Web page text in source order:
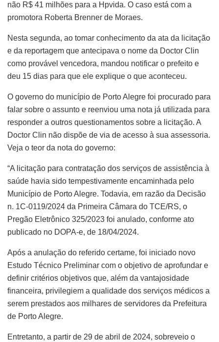
não R$ 41 milhões para a Hpvida. O caso está com a
promotora Roberta Brenner de Moraes.
Nesta segunda, ao tomar conhecimento da ata da licitação
e da reportagem que antecipava o nome da Doctor Clin
como provável vencedora, mandou notificar o prefeito e
deu 15 dias para que ele explique o que aconteceu.
O governo do município de Porto Alegre foi procurado para
falar sobre o assunto e reenviou uma nota já utilizada para
responder a outros questionamentos sobre a licitação. A
Doctor Clin não dispõe de via de acesso à sua assessoria.
Veja o teor da nota do governo:
“A licitação para contratação dos serviços de assistência à
saúde havia sido tempestivamente encaminhada pelo
Município de Porto Alegre. Todavia, em razão da Decisão
n. 1C-0119/2024 da Primeira Câmara do TCE/RS, o
Pregão Eletrônico 325/2023 foi anulado, conforme ato
publicado no DOPA-e, de 18/04/2024.
Após a anulação do referido certame, foi iniciado novo
Estudo Técnico Preliminar com o objetivo de aprofundar e
definir critérios objetivos que, além da vantajosidade
financeira, privilegiem a qualidade dos serviços médicos a
serem prestados aos milhares de servidores da Prefeitura
de Porto Alegre.
Entretanto, a partir de 29 de abril de 2024, sobreveio o